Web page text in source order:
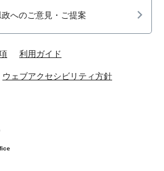
政へのご意見・ご提案
利用ガイド
ウェブアクセシビリティ方針